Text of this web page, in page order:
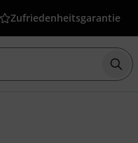
Zufriedenheitsgarantie